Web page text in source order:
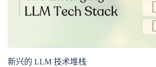
新兴的 LLM 技术堆栈